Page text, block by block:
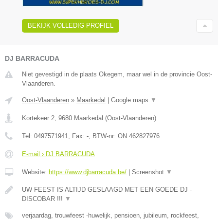
BEKIJK VOLLEDIG PROFIEL
DJ BARRACUDA
Niet gevestigd in de plaats Okegem, maar wel in de provincie Oost-
Vlaanderen.
Oost-Vlaanderen » Maarkedal Google maps ▼
Kortekeer 2, 9680 Maarkedal (Oost-Vlaanderen)
Tel: 0497571941, Fax: -, BTW-nr: ON 462827976
E-mail › DJ BARRACUDA
Website: https://www.djbarracuda.be/ Screenshot ▼
UW FEEST IS ALTIJD GESLAAGD MET EEN GOEDE DJ -
DISCOBAR !!! ▼
verjaardag, trouwfeest -huwelijk, pensioen, jubileum, rockfeest,